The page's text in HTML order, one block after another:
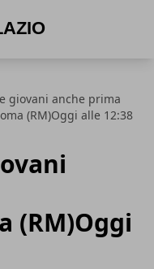
giovani anche prima
(RM)Oggi alle 12:38
(RM)Oggi